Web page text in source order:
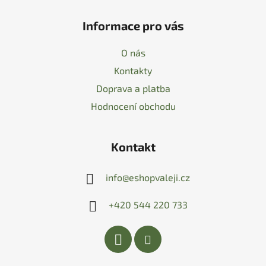
Informace pro vás
O nás
Kontakty
Doprava a platba
Hodnocení obchodu
Kontakt
info@eshopvaleji.cz
+420 544 220 733